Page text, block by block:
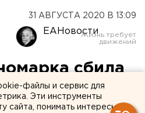
31 АВГУСТА 2020 В 13:09
ЕАНовости
сбила
ребенка
файлы и сервис для
Эти инструменты
сайта, понимать интересы